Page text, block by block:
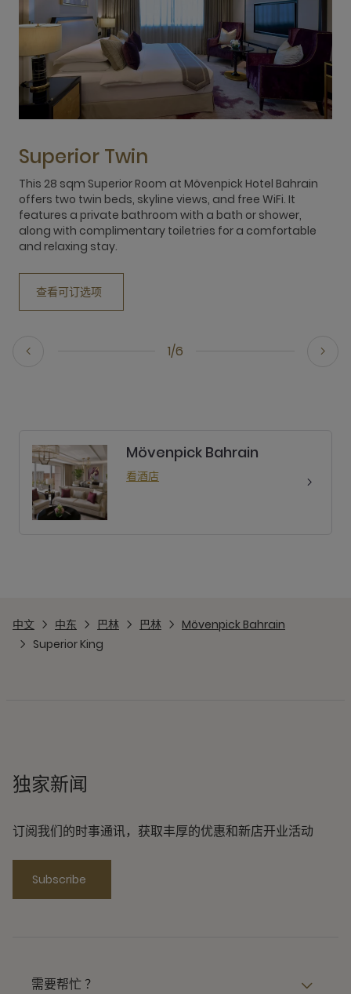
1/6
Superior Twin
This 28 sqm Superior Room at Mövenpick Hotel Bahrain
offers two twin beds, skyline views, and free WiFi. It
features a private bathroom with a bath or shower,
along with complimentary toiletries for a comfortable
and relaxing stay.
查看可订选项
Mövenpick Bahrain
看酒店
中文 中东 巴林 巴林
Mövenpick Bahrain
Superior King
独家新闻
订阅我们的时事通讯，获取丰厚的优惠和新店开业活动
Subscribe
需要帮忙 ？